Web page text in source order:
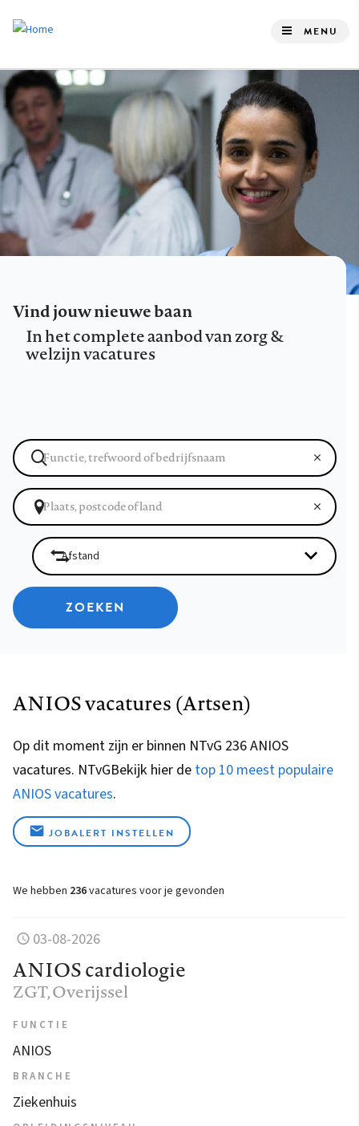
de
inhoud
gaan
MENU
Vind jouw nieuwe baan
In het complete aanbod van zorg &
welzijn vacatures
ZOEKEN
ANIOS vacatures (Artsen)
Op dit moment zijn er binnen NTvG 236 ANIOS
vacatures. NTvGBekijk hier de top 10 meest populaire
ANIOS vacatures.
JOBALERT INSTELLEN
We hebben 236vacatures voor je gevonden
03-08-2026
ANIOS cardiologie
ZGT, Overijssel
FUNCTIE
ANIOS
BRANCHE
Ziekenhuis